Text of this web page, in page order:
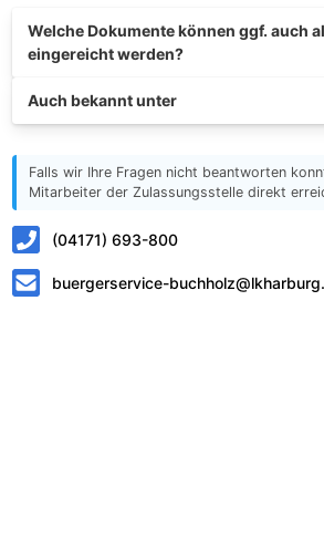
Welche Dokumente können ggf. auch
eingereicht werden?
Auch bekannt unter
Falls wir Ihre Fragen nicht beantworten
Mitarbeiter der Zulassungsstelle direkt
(04171) 693-800
buergerservice-